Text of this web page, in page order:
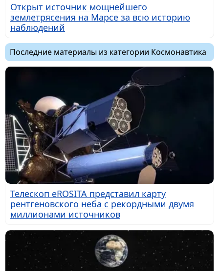
Открыт источник мощнейшего
землетрясения на Марсе за всю историю
наблюдений
Последние материалы из категории Космонавтика
Телескоп eROSITA представил карту
рентгеновского неба с рекордными двумя
миллионами источников